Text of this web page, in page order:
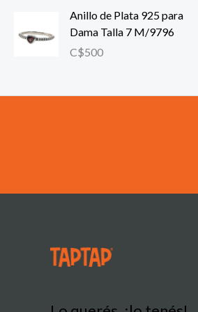
Anillo de Plata 925 para
Dama Talla 7 M/9796
C$500